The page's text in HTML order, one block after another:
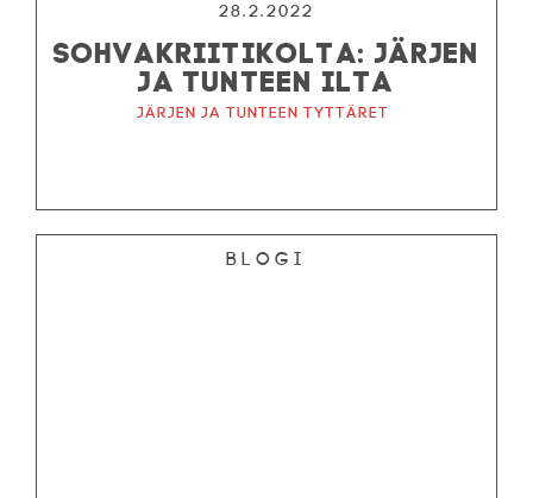
28.2.2022
SOHVAKRIITIKOLTA: JÄRJEN
JA TUNTEEN ILTA
Järjen ja tunteen tyttäret
Blogi